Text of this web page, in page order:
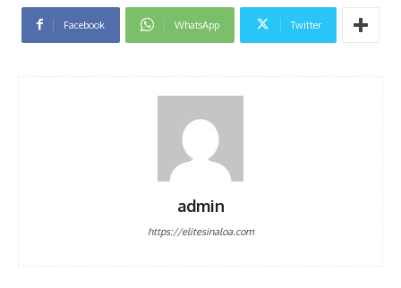
Facebook WhatsApp Twitter
admin
https://elitesinaloa.com